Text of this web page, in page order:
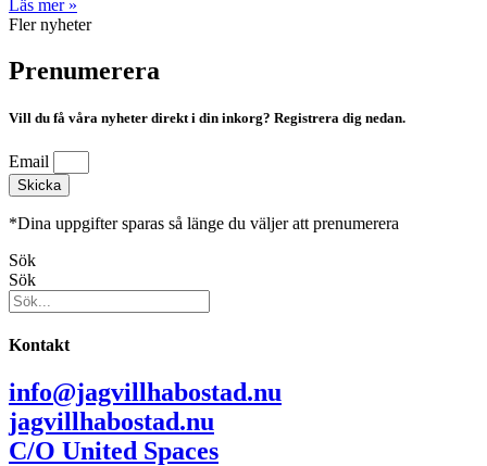
Läs mer »
Fler nyheter
Prenumerera
Vill du få våra nyheter direkt i din inkorg? Registrera dig nedan.
Email
Skicka
*Dina uppgifter sparas så länge du väljer att prenumerera
Sök
Sök
Kontakt
info@jagvillhabostad.nu
jagvillhabostad.nu
C/O United Spaces